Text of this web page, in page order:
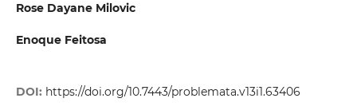
Rose Dayane Milovic
Enoque Feitosa
DOI: https://doi.org/10.7443/problemata.v13i1.63406